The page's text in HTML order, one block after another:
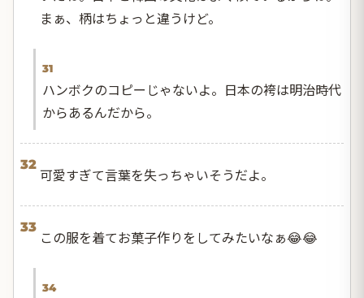
まぁ、柄はちょっと違うけど。
31
ハンボクのコピーじゃないよ。日本の袴は明治時代
からあるんだから。
32
可愛すぎて言葉を失っちゃいそうだよ。
33
この服を着てお菓子作りをしてみたいなぁ😂😂
34